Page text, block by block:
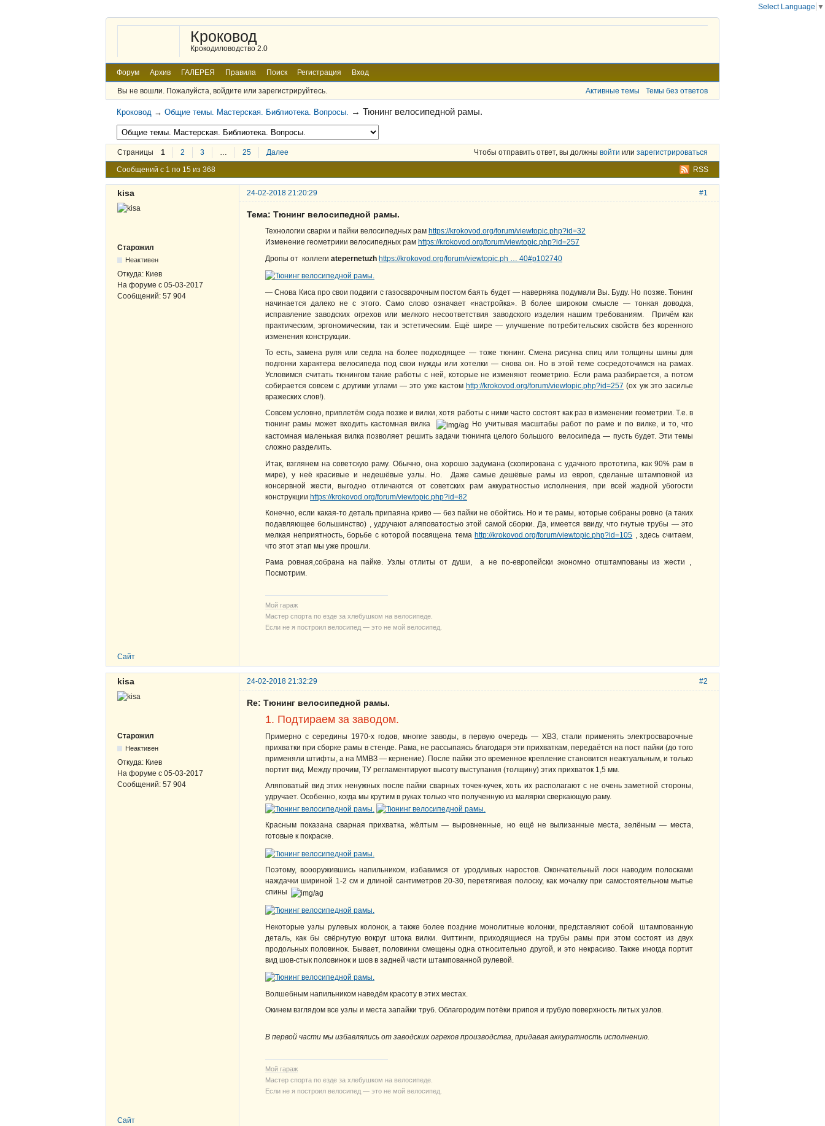
Кроковод
Крокодиловодство 2.0
Форум Архив ГАЛЕРЕЯ Правила Поиск Регистрация Вход
Вы не вошли. Пожалуйста, войдите или зарегистрируйтесь. Активные темы Темы без ответов
Кроковод →Общие темы. Мастерская. Библиотека. Вопросы. →Тюнинг велосипедной рамы.
Страницы 1 2 3 … 25 Далее Чтобы отправить ответ, вы должны войти или зарегистрироваться
RSS
Сообщений с 1 по 15 из 368
#1
kisa 24-02-2018 21:20:29
Старожил
Неактивен
Откуда: Киев
На форуме с 05-03-2017
Сообщений: 57 904
Тема: Тюнинг велосипедной рамы.
Технологии сварки и пайки велосипедных рам https://krokovod.org/forum/viewtopic.php?id=32
Изменение геометриии велосипедных рам https://krokovod.org/forum/viewtopic.php?id=257
Дропы от коллеги atepernetuzh https://krokovod.org/forum/viewtopic.ph … 40#p102740
— Снова Киса про свои подвиги с газосварочным постом баять будет — наверняка подумали Вы. Буду. Но позже. Тюнинг
начинается далеко не с этого. Само слово означает «настройка». В более широком смысле — тонкая доводка,
исправление заводских огрехов или мелкого несоответствия заводского изделия нашим требованиям. Причём как
практическим, эргономическим, так и эстетическим. Ещё шире — улучшение потребительских свойств без коренного
изменения конструкции.
То есть, замена руля или седла на более подходящее — тоже тюнинг. Смена рисунка спиц или толщины шины для
подгонки характера велосипеда под свои нужды или хотелки — снова он. Но в этой теме сосредоточимся на рамах.
Условимся считать тюнингом такие работы с ней, которые не изменяют геометрию. Если рама разбирается, а потом
собирается совсем с другими углами — это уже кастом http://krokovod.org/forum/viewtopic.php?id=257 (ох уж это засилье
вражеских слов!).
Совсем условно, приплетём сюда позже и вилки, хотя работы с ними часто состоят как раз в изменении геометрии. Т.е. в
тюнинг рамы может входить кастомная вилка
Но учитывая масштабы работ по раме и по вилке, и то, что
кастомная маленькая вилка позволяет решить задачи тюнинга целого большого велосипеда — пусть будет. Эти темы
сложно разделить.
Итак, взглянем на советскую раму. Обычно, она хорошо задумана (скопирована с удачного прототипа, как 90% рам в
мире), у неё красивые и недешёвые узлы. Но. Даже самые дешёвые рамы из европ, сделаные штамповкой из
консервной жести, выгодно отличаются от советских рам аккуратностью исполнения, при всей жадной убогости
конструкции https://krokovod.org/forum/viewtopic.php?id=82
Конечно, если какая-то деталь припаяна криво — без пайки не обойтись. Но и те рамы, которые собраны ровно (а таких
подавляющее большинство) , удручают аляповатостью этой самой сборки. Да, имеется ввиду, что гнутые трубы — это
мелкая неприятность, борьбе с которой посвящена тема http://krokovod.org/forum/viewtopic.php?id=105 , здесь считаем,
что этот этап мы уже прошли.
Рама ровная,собрана на пайке. Узлы отлиты от души, а не по-европейски экономно отштампованы из жести ,
Посмотрим.
Мой гараж
Мастер спорта по езде за хлебушком на велосипеде.
Если не я построил велосипед — это не мой велосипед.
Сайт
#2
kisa 24-02-2018 21:32:29
Старожил
Неактивен
Откуда: Киев
На форуме с 05-03-2017
Сообщений: 57 904
Re: Тюнинг велосипедной рамы.
1. Подтираем за заводом.
Примерно с середины 1970-х годов, многие заводы, в первую очередь — ХВЗ, стали применять электросварочные
прихватки при сборке рамы в стенде. Рама, не рассыпаясь благодаря эти прихваткам, передаётся на пост пайки (до того
применяли штифты, а на ММВЗ — кернение). После пайки это временное крепление становится неактуальным, и только
портит вид. Между прочим, ТУ регламентируют высоту выступания (толщину) этих прихваток 1,5 мм.
Аляповатый вид этих ненужных после пайки сварных точек-кучек, хоть их располагают с не очень заметной стороны,
удручает. Особенно, когда мы крутим в руках только что полученную из малярки сверкающую раму.
Красным показана сварная прихватка, жёлтым — выровненные, но ещё не вылизанные места, зелёным — места,
готовые к покраске.
Поэтому, воооружившись напильником, избавимся от уродливых наростов. Окончательный лоск наводим полосками
наждачки шириной 1-2 см и длиной сантиметров 20-30, перетягивая полоску, как мочалку при самостоятельном мытье
спины
Некоторые узлы рулевых колонок, а также более поздние монолитные колонки, представляют собой штампованную
деталь, как бы свёрнутую вокруг штока вилки. Фиттинги, приходящиеся на трубы рамы при этом состоят из двух
продольных половинок. Бывает, половинки смещены одна относительно другой, и это некрасиво. Также иногда портит
вид шов-стык половинок и шов в задней части штампованной рулевой.
Волшебным напильником наведём красоту в этих местах.
Окинем взглядом все узлы и места запайки труб. Облагородим потёки припоя и грубую поверхность литых узлов.
В первой части мы избавлялись от заводских огрехов производства, придавая аккуратность исполнению.
Мой гараж
Мастер спорта по езде за хлебушком на велосипеде.
Если не я построил велосипед — это не мой велосипед.
Сайт
Select Language ▼